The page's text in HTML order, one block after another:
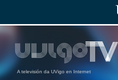
A televisión da UVigo en Internet